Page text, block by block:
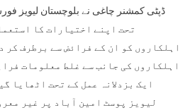
تحت اپنے اختیارات کا
اہلکاروں کو ان کے فرائض سے برطرف کر
اہلکاروں کی جانب سے غلط معلومات
ایک بزدلانہ عمل کے تحت اٹھایا
لیویز پوسٹ امین آباد پر غیر